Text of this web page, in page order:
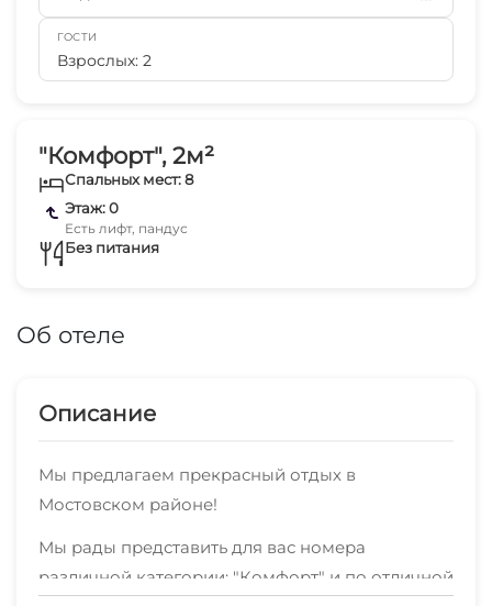
"Комфорт", 2м²
Спальных мест: 8
Этаж: 0
Есть лифт, пандус
Без питания
Об отеле
Описание
Мы предлагаем прекрасный отдых в
Мостовском районе!
Мы рады представить для вас номера
различной категории: "Комфорт" и по отличной
ГОСТИ
Взрослых: 2